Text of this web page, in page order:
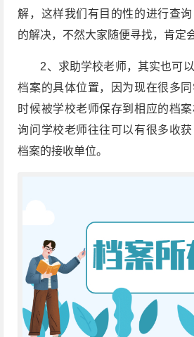
解，这样我们有目的性的进行查
的解决，不然大家随便寻找，肯定
2、求助学校老师，其实也可
档案的具体位置，因为现在很多
时候被学校老师保存到相应的档
询问学校老师往往可以有很多收
档案的接收单位。